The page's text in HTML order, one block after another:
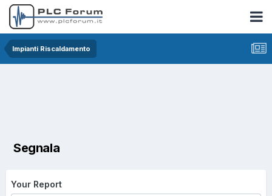
Impianti Riscaldamento
Segnala
Your Report